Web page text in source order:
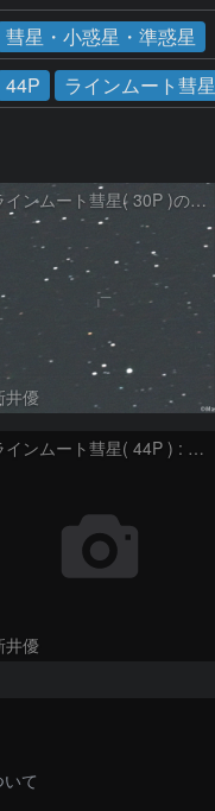
彗星・小惑星・準惑星
44P ラインムート彗星
ラインムート彗星( 30P )の予報位置：2025/05/05
井優
ラインムート彗星( 44P ) : 2022/11/19
井優
て